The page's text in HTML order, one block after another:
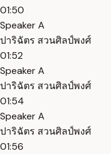
01:50
Speaker A
ปาริฉัตร สวนศิลป์พงศ์
01:52
Speaker A
ปาริฉัตร สวนศิลป์พงศ์
01:54
Speaker A
ปาริฉัตร สวนศิลป์พงศ์
01:56